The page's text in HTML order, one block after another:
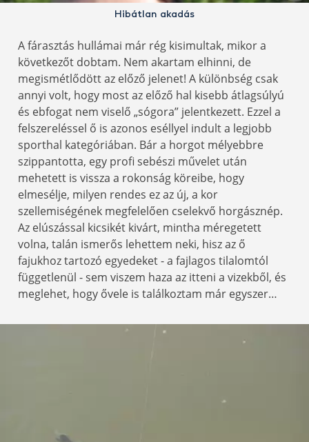
Hibátlan akadás
A fárasztás hullámai már rég kisimultak, mikor a
következőt dobtam. Nem akartam elhinni, de
megismétlődött az előző jelenet! A különbség csak
annyi volt, hogy most az előző hal kisebb átlagsúlyú
és ebfogat nem viselő „sógora” jelentkezett. Ezzel a
felszereléssel ő is azonos eséllyel indult a legjobb
sporthal kategóriában. Bár a horgot mélyebbre
szippantotta, egy profi sebészi művelet után
mehetett is vissza a rokonság köreibe, hogy
elmesélje, milyen rendes ez az új, a kor
szellemiségének megfelelően cselekvő horgásznép.
Az elúszással kicsikét kivárt, mintha méregetett
volna, talán ismerős lehettem neki, hisz az ő
fajukhoz tartozó egyedeket - a fajlagos tilalomtól
függetlenül - sem viszem haza az itteni a vizekből, és
meglehet, hogy ővele is találkoztam már egyszer…